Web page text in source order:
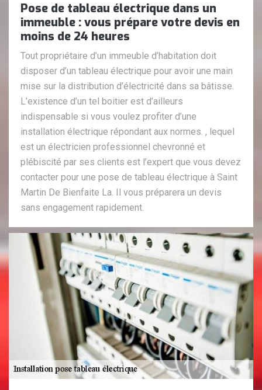
Pose de tableau électrique dans un
immeuble : vous prépare votre devis en
moins de 24 heures
Tout propriétaire d’un immeuble d’habitation doit
disposer d’un tableau électrique pour avoir une main
mise sur la distribution d’électricité dans sa bâtisse.
L’existence d’un tel boitier est d’ailleurs
indispensable si vous voulez profiter d’une
installation électrique répondant aux normes. , lequel
est un électricien professionnel chevronné et
plébiscité par ses clients est l’expert que vous devez
contacter pour une pose de tableau électrique à Saint
Martin De Bienfaite La. Il vous préparera un devis
sans engagement rapidement.